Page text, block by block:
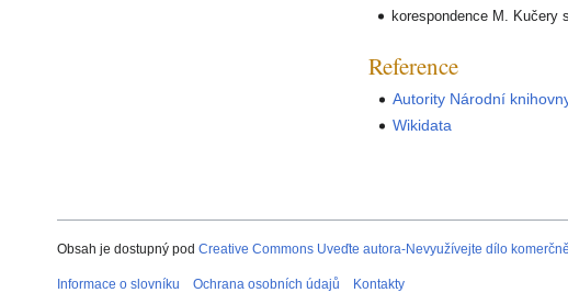
korespondence M. Kučery
Reference
Autority Národní
Wikidata
Obsah je dostupný pod Creative Commons Uveďte autora-Nevyužívejte dílo
Informace o slovníku Ochrana osobních údajů Kontakty